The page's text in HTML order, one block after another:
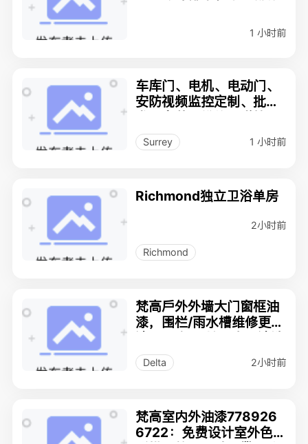
1 小时前
车库门、电机、电动门、
安防视频监控定制、批
换778-322-7386
Surrey 1 小时前
Richmond独立卫浴单房
2小时前
Richmond
梵高戶外外墙大门窗框油
漆，围栏/雨水槽维修更换
和填胶砂上油
Delta 2小时前
梵高室内外油漆778926
6722：免费设计室外色